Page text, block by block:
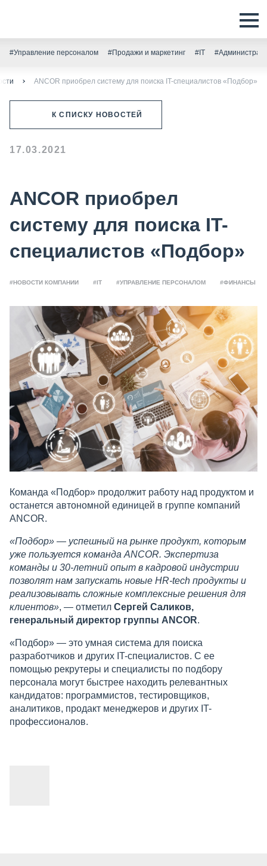
#Управление персоналом #Продажи и маркетинг #IT
ANCOR приобрел систему для поиска IT-специалистов «Подбор»
К СПИСКУ НОВОСТЕЙ
17.03.2021
ANCOR приобрел
систему для поиска IT-
специалистов «Подбор»
#НОВОСТИ КОМПАНИИ #IT #УПРАВЛЕНИЕ ПЕРСОНАЛОМ #ФИНАНСЫ
Команда «Подбор» продолжит работу над продуктом и
останется автономной единицей в группе компаний
ANCOR.
«Подбор» — успешный на рынке продукт, которым
уже пользуется команда ANCOR. Экспертиза
команды и 30-летний опыт в кадровой индустрии
позволят нам запускать новые HR-tech продукты и
реализовывать сложные комплексные решения для
клиентов», — отметил Сергей Саликов,
генеральный директор группы ANCOR.
«Подбор» — это умная система для поиска
разработчиков и других IT-специалистов. С ее
помощью рекрутеры и специалисты по подбору
персонала могут быстрее находить релевантных
кандидатов: программистов, тестировщиков,
аналитиков, продакт менеджеров и других IT-
профессионалов.